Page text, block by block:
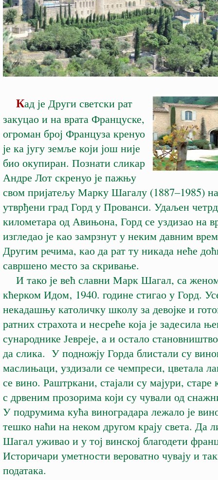
Кад је Други светски рат
закуцао и на врата Француске,
огроман број Француза кренуо
је ка југу земље који још није
био окупиран. Познати сликар
Андре Лот скренуо је пажњу
свом пријатељу Марку Шагалу (1887–1985)
утврђени град Горд у Прованси. Удаљен
километара од Авињона, Горд се уздизао на
изгледао је као замрзнут у неким давним
Другим речима, као да рат ту никада неће
савршено место за скривање.
И тако је већ славни Марк Шагал, са
кћерком Идом‚ 1940. године стигао у Горд.
некадашњу католичку школу за девојке и
ратних страхота и несреће која је задесила
сународнике Јевреје, а и остало
да слика. У подножју Горда блистали су
маслињаци, уздизали се чемпреси, цветала
се вино. Раштркани, стајали су мајури, старе
с дрвеним прозорима који су чували од
У подрумима кућа виноградара лежало је
тешко наћи на неком другом крају света. Да
Шагал уживао и у тој винској благодети
Историчари уметности вероватно чувају и
података.